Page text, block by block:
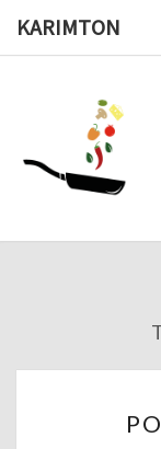
KARIMTON